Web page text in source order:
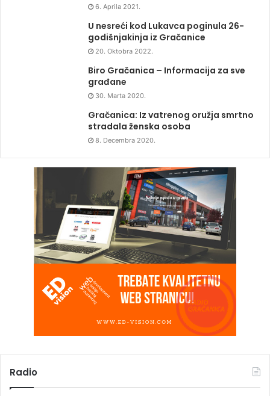
6. Aprila 2021.
U nesreći kod Lukavca poginula 26-
godišnjakinja iz Gračanice
20. Oktobra 2022.
Biro Gračanica – Informacija za sve
građane
30. Marta 2020.
Gračanica: Iz vatrenog oružja smrtno
stradala ženska osoba
8. Decembra 2020.
Radio